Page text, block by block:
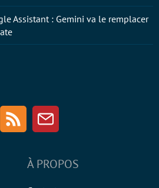
Youtube RSS Newsletter
À PROPOS
Assistant : Gemini va le remplacer